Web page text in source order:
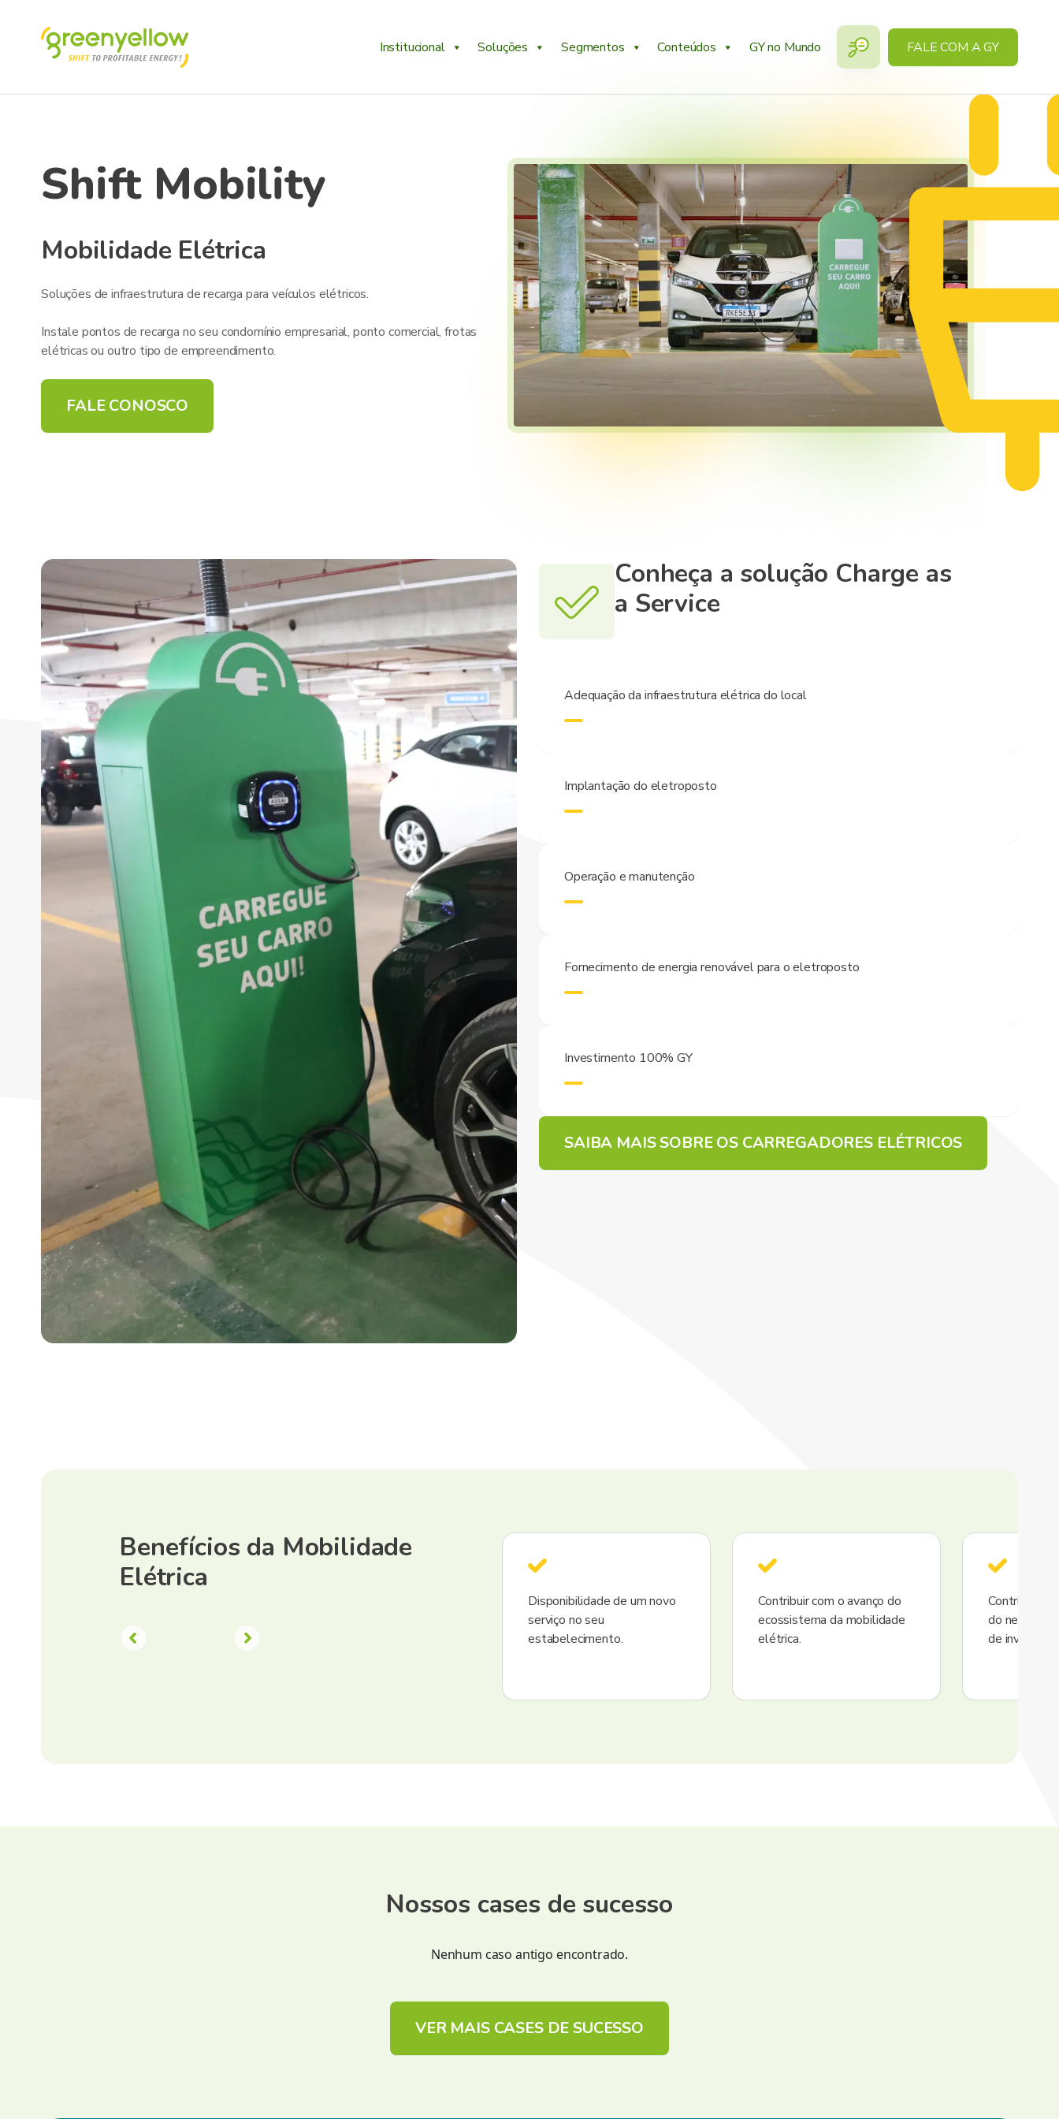
Institucional Soluções Segmentos Conteúdos GY no Mundo FALE COM A GY
Shift Mobility
Mobilidade Elétrica
Soluções de infraestrutura de recarga para veículos elétricos.
Instale pontos de recarga no seu condomínio empresarial, ponto comercial, frotas
elétricas ou outro tipo de empreendimento.
FALE CONOSCO
Conheça a solução Charge as
a Service
Adequação da infraestrutura elétrica do local
Implantação do eletroposto
Operação e manutenção
Fornecimento de energia renovável para o eletroposto
Investimento 100% GY
SAIBA MAIS SOBRE OS CARREGADORES ELÉTRICOS
Benefícios da Mobilidade
Elétrica
de investimento.
Disponibilidade de um novo
serviço no seu
estabelecimento.
Contribuir com o avanço do
ecossistema da mobilidade
elétrica.
Contribuir
do negócio
de
Nossos cases de sucesso
Nenhum caso antigo encontrado.
VER MAIS CASES DE SUCESSO